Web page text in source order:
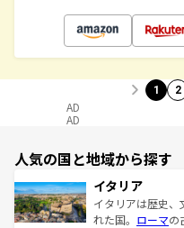
1 2
AD
AD
人気の国と地域から探す
イタリア
イタリアは歴史
れた国。 ローマの